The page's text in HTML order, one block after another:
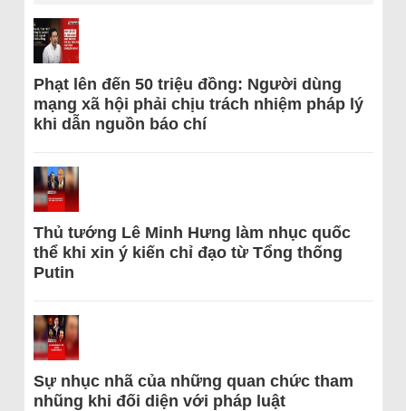
Phạt lên đến 50 triệu đồng: Người dùng
mạng xã hội phải chịu trách nhiệm pháp lý
khi dẫn nguồn báo chí
Thủ tướng Lê Minh Hưng làm nhục quốc
thể khi xin ý kiến chỉ đạo từ Tổng thống
Putin
Sự nhục nhã của những quan chức tham
nhũng khi đối diện với pháp luật